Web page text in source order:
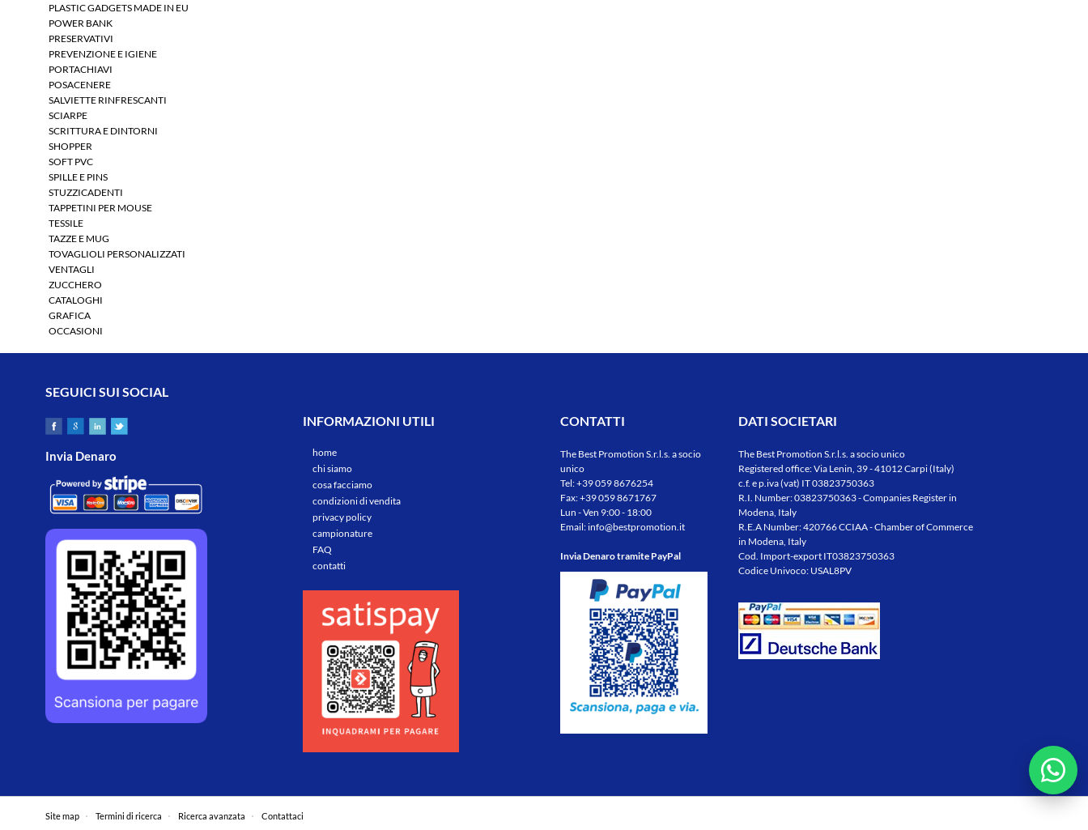
PLASTIC GADGETS MADE IN EU
POWER BANK
PRESERVATIVI
PREVENZIONE E IGIENE
PORTACHIAVI
POSACENERE
SALVIETTE RINFRESCANTI
SCIARPE
SCRITTURA E DINTORNI
SHOPPER
SOFT PVC
SPILLE E PINS
STUZZICADENTI
TAPPETINI PER MOUSE
TESSILE
TAZZE E MUG
TOVAGLIOLI PERSONALIZZATI
VENTAGLI
ZUCCHERO
CATALOGHI
GRAFICA
OCCASIONI
SEGUICI SUI SOCIAL
Invia Denaro
INFORMAZIONI UTILI
home
chi siamo
cosa facciamo
condizioni di vendita
privacy policy
campionature
FAQ
contatti
CONTATTI
The Best Promotion S.r.l.s. a socio
unico
Tel:+39 059 8676254
Fax: +39 059 8671767
Lun - Ven 9:00 - 18:00
Email:info@bestpromotion.it
Invia Denaro tramite PayPal
DATI SOCIETARI
The Best Promotion S.r.l.s. a socio unico
Registered office: Via Lenin, 39 - 41012 Carpi (Italy)
c.f. e p.iva (vat) IT 03823750363
R.I. Number: 03823750363 - Companies Register in
Modena, Italy
R.E.A Number: 420766 CCIAA - Chamber of Commerce
in Modena, Italy
Cod. Import-export IT03823750363
Codice Univoco: USAL8PV
Site map Termini di ricerca Ricerca avanzata Contattaci